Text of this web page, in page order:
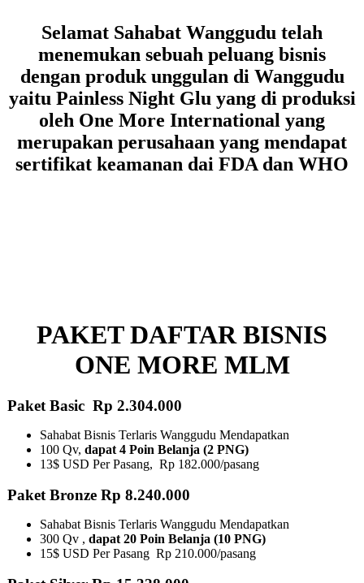
Selamat Sahabat Wanggudu telah
menemukan sebuah peluang bisnis
dengan produk unggulan di Wanggudu
yaitu Painless Night Glu yang di produksi
oleh One More International yang
merupakan perusahaan yang mendapat
sertifikat keamanan dai FDA dan WHO
PAKET DAFTAR BISNIS
ONE MORE MLM
Paket Basic Rp 2.304.000
Sahabat Bisnis Terlaris Wanggudu Mendapatkan
100 Qv, dapat 4 Poin Belanja (2 PNG)
13$ USD Per Pasang, Rp 182.000/pasang
Paket Bronze Rp 8.240.000
Sahabat Bisnis Terlaris Wanggudu Mendapatkan
300 Qv , dapat 20 Poin Belanja (10 PNG)​
15$ USD Per Pasang Rp 210.000/pasang